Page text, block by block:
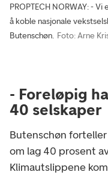
PROPTECH NORWAY: -
å koble nasjonale
Butenschøn. Foto: Arne
- Foreløpig
40 selskaper
Butenschøn
om lag 40 prosent
Klimautslippene